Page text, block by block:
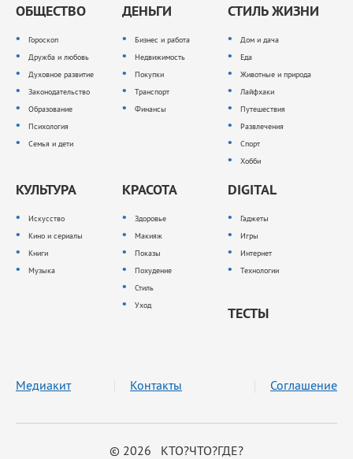
ОБЩЕСТВО
Гороскоп
Дружба и любовь
Духовное развитие
Законодательство
Образование
Психология
Семья и дети
ДЕНЬГИ
Бизнес и работа
Недвижимость
Покупки
Транспорт
Финансы
СТИЛЬ ЖИЗНИ
Дом и дача
Еда
Животные и природа
Лайфхаки
Путешествия
Развлечения
Спорт
Хобби
КУЛЬТУРА
Искусство
Кино и сериалы
Книги
Музыка
КРАСОТА
Здоровье
Макияж
Показы
Похудение
Стиль
Уход
DIGITAL
Гаджеты
Игры
Интернет
Технологии
ТЕСТЫ
© 2026 КТО?ЧТО?ГДЕ?
Медиакит Контакты Соглашение